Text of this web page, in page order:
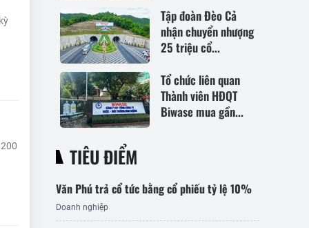
Tập đoàn Đèo Cả
nhận chuyển nhượng
25 triệu cổ...
Tổ chức liên quan
Thành viên HĐQT
Biwase mua gần...
TIÊU ĐIỂM
Văn Phú trả cổ tức bằng cổ phiếu tỷ lệ 10%
Doanh nghiệp